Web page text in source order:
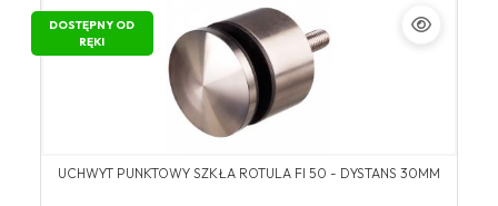
DOSTĘPNY OD
RĘKI
UCHWYT PUNKTOWY SZKŁA ROTULA FI 50 - DYSTANS 30MM